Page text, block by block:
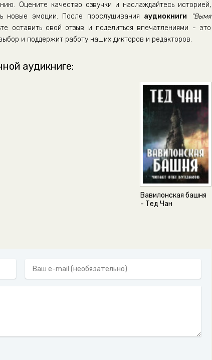
Оцените качество озвучки и наслаждайтесь историей,
новые эмоции. После прослушивания аудиокниги
"Вымя
оставить свой отзыв и поделиться впечатлениями - это
и поддержит работу наших дикторов и редакторов.
аудикниге:
Вавилонская башня
- Тед Чан